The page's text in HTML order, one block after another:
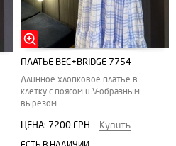
ПЛАТЬЕ BEC+BRIDGE 7754
Длинное хлопковое платье в
клетку с поясом и V-образным
вырезом
ЦЕНА: 7200 ГРН Купить